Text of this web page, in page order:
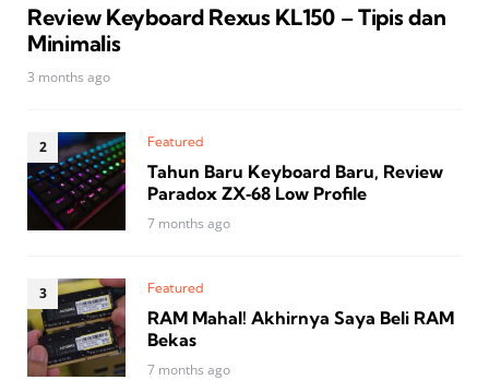
Review Keyboard Rexus KL150 – Tipis dan
Minimalis
3 months ago
Featured
Tahun Baru Keyboard Baru, Review
Paradox ZX‑68 Low Profile
7 months ago
Featured
RAM Mahal! Akhirnya Saya Beli RAM
Bekas
7 months ago